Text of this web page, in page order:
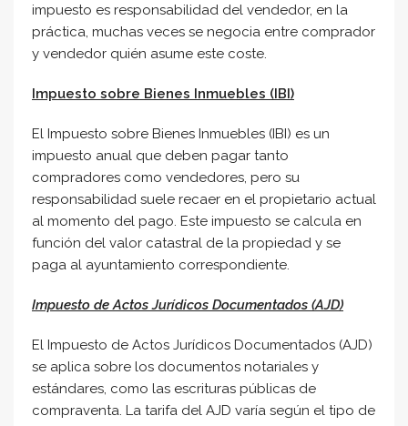
impuesto es responsabilidad del vendedor, en la
práctica, muchas veces se negocia entre comprador
y vendedor quién asume este coste.
Impuesto sobre Bienes Inmuebles (IBI)
El Impuesto sobre Bienes Inmuebles (IBI) es un
impuesto anual que deben pagar tanto
compradores como vendedores, pero su
responsabilidad suele recaer en el propietario actual
al momento del pago. Este impuesto se calcula en
función del valor catastral de la propiedad y se
paga al ayuntamiento correspondiente.
Impuesto de Actos Jurídicos Documentados (AJD)
El Impuesto de Actos Jurídicos Documentados (AJD)
se aplica sobre los documentos notariales y
estándares, como las escrituras públicas de
compraventa. La tarifa del AJD varía según el tipo de